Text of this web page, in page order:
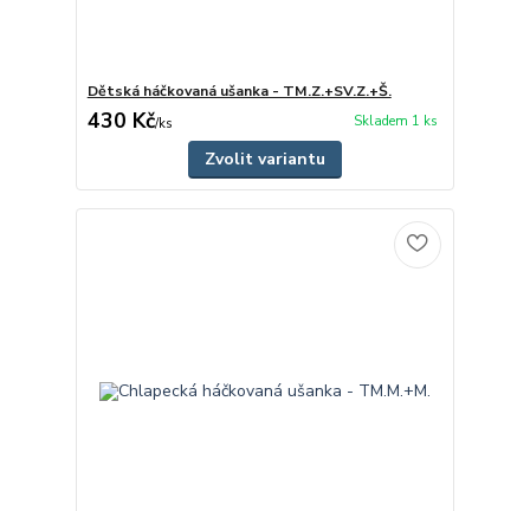
Dětská háčkovaná ušanka - TM.Z.+SV.Z.+Š.
430 Kč/ks Skladem 1 ks
Zvolit variantu